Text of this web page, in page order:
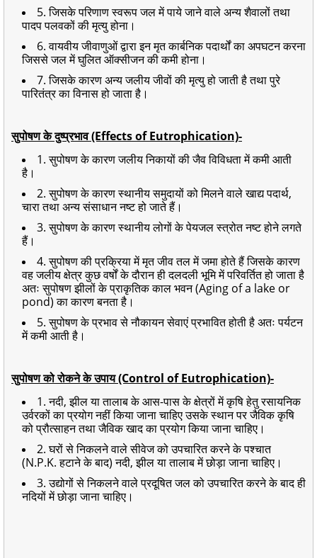
5. जिसके परिणाण स्वरूप जल में पाये जाने वाले अन्य शैवालों तथा
पादप पलवकों की मृत्यु होना।
6. वायवीय जीवाणुओं द्वारा इन मृत कार्बनिक पदार्थों का अपघटन करना
जिससे जल में घुलित ऑक्सीजन की कमी होना।
7. जिसके कारण अन्य जलीय जीवों की मृत्यु हो जाती है तथा पुरे
पारितंत्र का विनास हो जाता है।
सुपोषण के दुष्प्रभाव (Effects of Eutrophication)-
1. सुपोषण के कारण जलीय निकायों की जैव विविधता में कमी आती
है।
2. सुपोषण के कारण स्थानीय समुदायों को मिलने वाले खाद्य पदार्थ,
चारा तथा अन्य संसाधान नष्ट हो जाते हैं।
3. सुपोषण के कारण स्थानीय लोगों के पेयजल स्त्रोत नष्ट होने लगते
हैं।
4. सुपोषण की प्रक्रिया में मृत जीव तल में जमा होते हैं जिसके कारण
वह जलीय क्षेत्र कुछ वर्षों के दौरान ही दलदली भूमि में परिवर्तित हो जाता है
अतः सुपोषण झीलों के प्राकृतिक काल भवन (Aging of a lake or
pond) का कारण बनता है।
5. सुपोषण के प्रभाव से नौकायन सेवाएं प्रभावित होती है अतः पर्यटन
में कमी आती है।
सुपोषण को रोकने के उपाय (Control of Eutrophication)-
1. नदी, झील या तालाब के आस-पास के क्षेत्रों में कृषि हेतु रसायनिक
उर्वरकों का प्रयोग नहीं किया जाना चाहिए उसके स्थान पर जैविक कृषि
को प्रौत्साहन तथा जैविक खाद का प्रयोग किया जाना चाहिए।
2. घरों से निकलने वाले सीवेज को उपचारित करने के पश्चात
(N.P.K. हटाने के बाद) नदी, झील या तालाब में छोड़ा जाना चाहिए।
3. उद्योगों से निकलने वाले प्रदूषित जल को उपचारित करने के बाद ही
नदियों में छोड़ा जाना चाहिए।